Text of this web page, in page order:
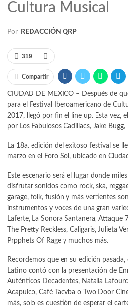
Cultura Musical
Por REDACCIÓN QRP
319
Compartir
CIUDAD DE MEXICO – Después de
para el Festival Iberoamericano de
2017, llegó por fin el line up. Esta vez,
por Los Fabulosos Cadillacs, Jake Bugg,
La 18a. edición del exitoso festival se
marzo en el Foro Sol, ubicado en
Este escenario será el lugar donde
disfrutar sonidos como rock, ska,
garage, folk, fusión y más vertientes
instrumentos y voces de una gran
Laferte, La Sonora Santanera, Attaque
The Pretty Reckless, Caligaris, Julieta
Prpphets Of Rage y muchos más.
Recordemos que en su edición pasada,
Latino contó con la presentación de
Auténticos Decadentes, Natalia
Acapulco, Café Tacvba o Two Door
más, solo es cuestión de esperar el